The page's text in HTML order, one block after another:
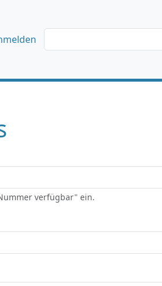
verfügbar" ein.